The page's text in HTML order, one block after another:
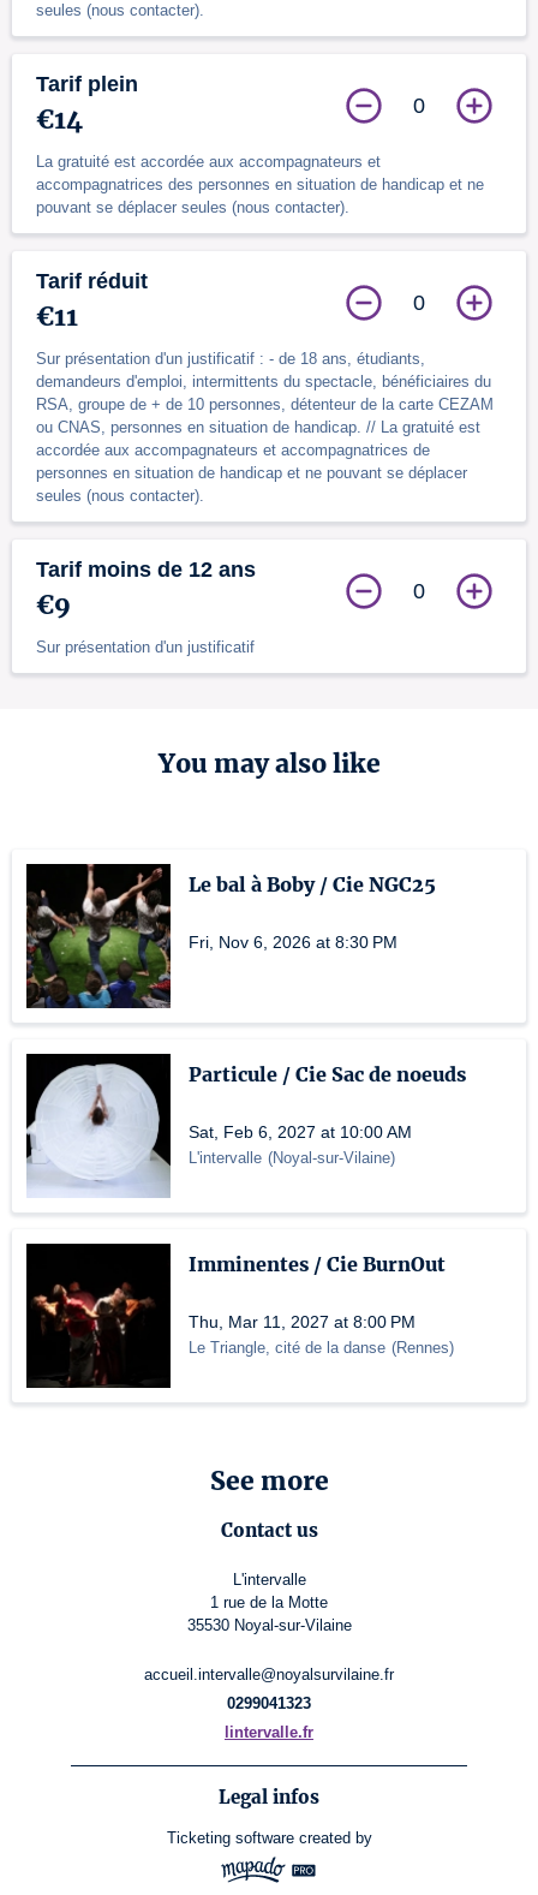
seules (nous contacter).
Tarif plein
€14
La gratuité est accordée aux accompagnateurs et
accompagnatrices des personnes en situation de handicap et ne
pouvant se déplacer seules (nous contacter).
0
Tarif réduit
€11
Sur présentation d'un justificatif : - de 18 ans, étudiants,
demandeurs d'emploi, intermittents du spectacle, bénéficiaires du
RSA, groupe de + de 10 personnes, détenteur de la carte CEZAM
ou CNAS, personnes en situation de handicap. // La gratuité est
accordée aux accompagnateurs et accompagnatrices de
personnes en situation de handicap et ne pouvant se déplacer
seules (nous contacter).
0
Tarif moins de 12 ans
€9
Sur présentation d'un justificatif
0
You may also like
Le bal à Boby / Cie NGC25
Fri, Nov 6, 2026 at 8:30 PM
Particule / Cie Sac de noeuds
Sat, Feb 6, 2027 at 10:00 AM
L'intervalle (Noyal-sur-Vilaine)
Imminentes / Cie BurnOut
Thu, Mar 11, 2027 at 8:00 PM
Le Triangle, cité de la danse (Rennes)
See more
Contact us
L'intervalle
1 rue de la Motte
35530 Noyal-sur-Vilaine
accueil.intervalle@noyalsurvilaine.fr
0299041323
lintervalle.fr
Legal infos
Ticketing software created by